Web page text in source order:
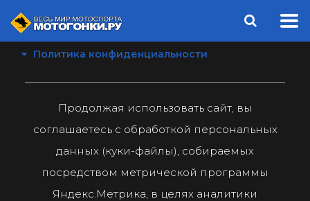
Политика конфиденциальности
Продолжая использовать сайт, вы
соглашаетесь с обработкой персональных
данных (куки-файлы), собираемых
посредством метрической программы
Яндекс.Метрика, в целях аналитики